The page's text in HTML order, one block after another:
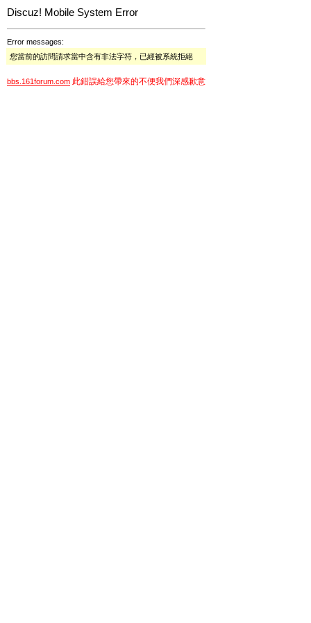
Discuz! Mobile System Error
Error messages:
您當前的訪問請求當中含有非法字符，已經被系統拒絕
bbs.161forum.com 此錯誤給您帶來的不便我們深感歉意